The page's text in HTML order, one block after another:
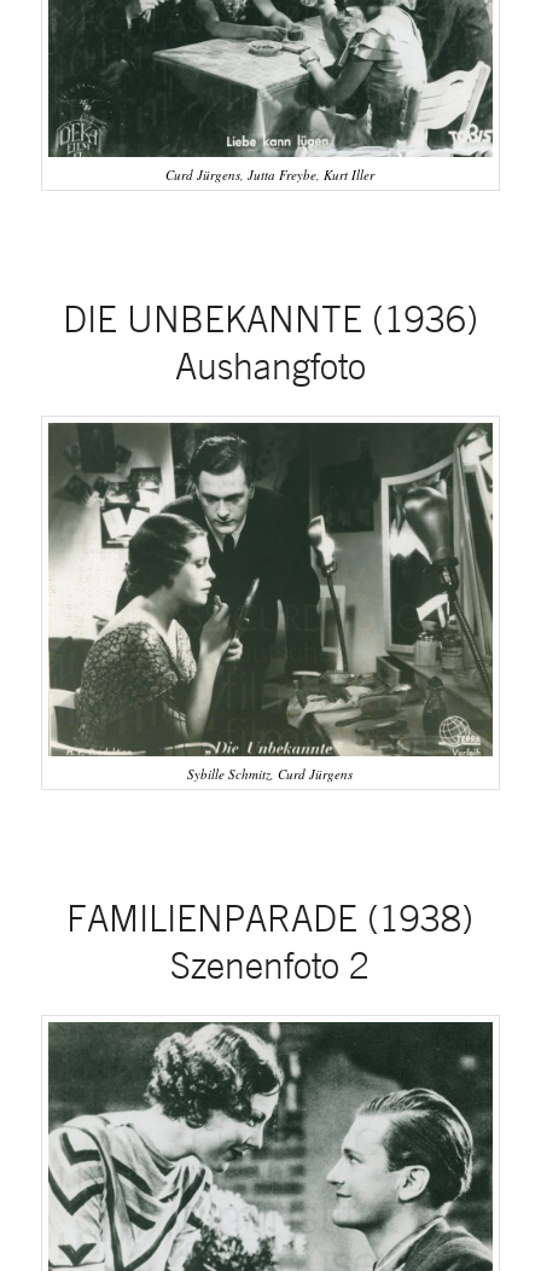
Curd Jürgens, Jutta Freybe, Kurt Iller
DIE UNBEKANNTE (1936)
Aushangfoto
Sybille Schmitz, Curd Jürgens
FAMILIENPARADE (1938)
Szenenfoto 2